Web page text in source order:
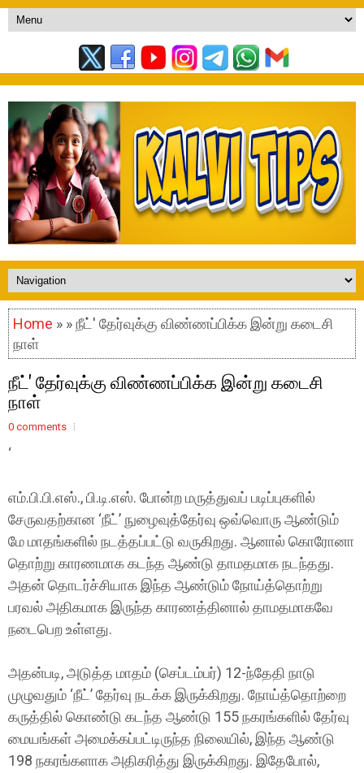
Home » » நீட்' தேர்வுக்கு விண்ணப்பிக்க இன்று கடைசி
நாள்
நீட்' தேர்வுக்கு விண்ணப்பிக்க இன்று கடைசி
நாள்
0 comments
‘
எம்.பி.பி.எஸ்., பி.டி.எஸ். போன்ற மருத்துவப் படிப்புகளில்
சேருவதற்கான ‘நீட்’ நுழைவுத்தேர்வு ஒவ்வொரு ஆண்டும்
மே மாதங்களில் நடத்தப்பட்டு வருகிறது. ஆனால் கொரோனா
தொற்று காரணமாக கடந்த ஆண்டு தாமதமாக நடந்தது.
அதன் தொடர்ச்சியாக இந்த ஆண்டும் நோய்த்தொற்று
பரவல் அதிகமாக இருந்த காரணத்தினால் தாமதமாகவே
நடைபெற உள்ளது.
அதன்படி, அடுத்த மாதம் (செப்டம்பர்) 12-ந்தேதி நாடு
முழுவதும் ‘நீட்’ தேர்வு நடக்க இருக்கிறது. நோய்த்தொற்றை
கருத்தில் கொண்டு கடந்த ஆண்டு 155 நகரங்களில் தேர்வு
மையங்கள் அமைக்கப்பட்டிருந்த நிலையில், இந்த ஆண்டு
198 நகரங்களாக அதிகரித்து இருக்கிறது. இதேபோல்,